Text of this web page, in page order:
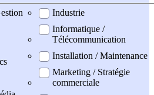
Industrie
Informatique /
Télécommunication
Installation / Maintenance
Marketing / Stratégie
commerciale